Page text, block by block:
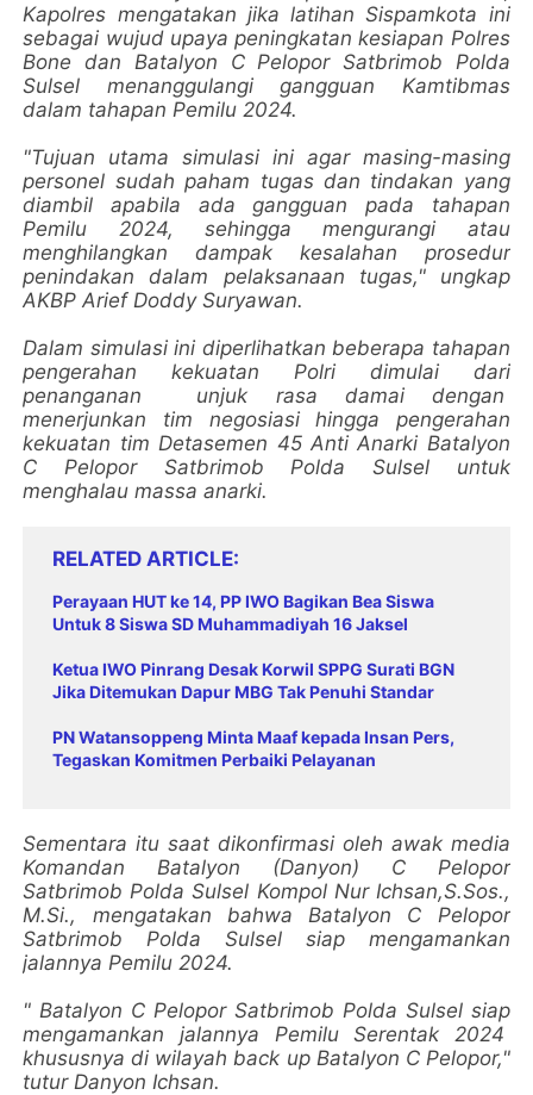
Kapolres mengatakan jika latihan Sispamkota ini
sebagai wujud upaya peningkatan kesiapan Polres
Bone dan Batalyon C Pelopor Satbrimob Polda
Sulsel menanggulangi gangguan Kamtibmas
dalam tahapan Pemilu 2024.
"Tujuan utama simulasi ini agar masing-masing
personel sudah paham tugas dan tindakan yang
diambil apabila ada gangguan pada tahapan
Pemilu 2024, sehingga mengurangi atau
menghilangkan dampak kesalahan prosedur
penindakan dalam pelaksanaan tugas," ungkap
AKBP Arief Doddy Suryawan.
Dalam simulasi ini diperlihatkan beberapa tahapan
pengerahan kekuatan Polri dimulai dari
penanganan unjuk rasa damai dengan
menerjunkan tim negosiasi hingga pengerahan
kekuatan tim Detasemen 45 Anti Anarki Batalyon
C Pelopor Satbrimob Polda Sulsel untuk
menghalau massa anarki.
RELATED ARTICLE
Perayaan HUT ke 14, PP IWO Bagikan Bea Siswa
Untuk 8 Siswa SD Muhammadiyah 16 Jaksel
Ketua IWO Pinrang Desak Korwil SPPG Surati BGN
Jika Ditemukan Dapur MBG Tak Penuhi Standar
PN Watansoppeng Minta Maaf kepada Insan Pers,
Tegaskan Komitmen Perbaiki Pelayanan
Sementara itu saat dikonfirmasi oleh awak media
Komandan Batalyon (Danyon) C Pelopor
Satbrimob Polda Sulsel Kompol Nur Ichsan,S.Sos.,
M.Si., mengatakan bahwa Batalyon C Pelopor
Satbrimob Polda Sulsel siap mengamankan
jalannya Pemilu 2024.
" Batalyon C Pelopor Satbrimob Polda Sulsel siap
mengamankan jalannya Pemilu Serentak 2024
khususnya di wilayah back up Batalyon C Pelopor,"
tutur Danyon Ichsan.